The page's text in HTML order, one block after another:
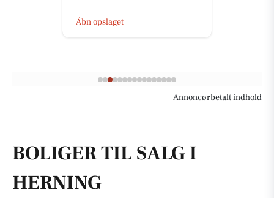
Annoncørbetalt indhold
BOLIGER TIL SALG I
HERNING